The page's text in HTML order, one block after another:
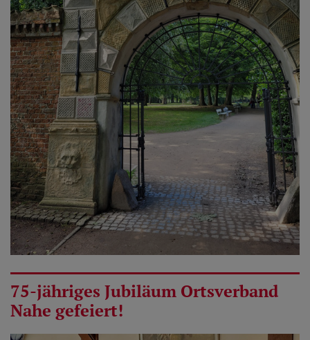
75-jähriges Jubiläum Ortsverband
Nahe gefeiert!